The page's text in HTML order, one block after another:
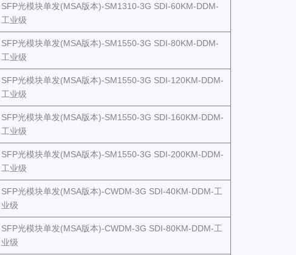
SFP光模块单发(MSA版本)-SM1310-3G SDI-60KM-DDM-
工业级
SFP光模块单发(MSA版本)-SM1550-3G SDI-80KM-DDM-
工业级
SFP光模块单发(MSA版本)-SM1550-3G SDI-120KM-DDM-
工业级
SFP光模块单发(MSA版本)-SM1550-3G SDI-160KM-DDM-
工业级
SFP光模块单发(MSA版本)-SM1550-3G SDI-200KM-DDM-
工业级
SFP光模块单发(MSA版本)-CWDM-3G SDI-40KM-DDM-工
业级
SFP光模块单发(MSA版本)-CWDM-3G SDI-80KM-DDM-工
业级